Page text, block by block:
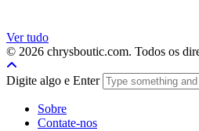
Ver tudo
© 2026 chrysboutic.com. Todos os
Digite algo e Enter
Sobre
Contate-nos